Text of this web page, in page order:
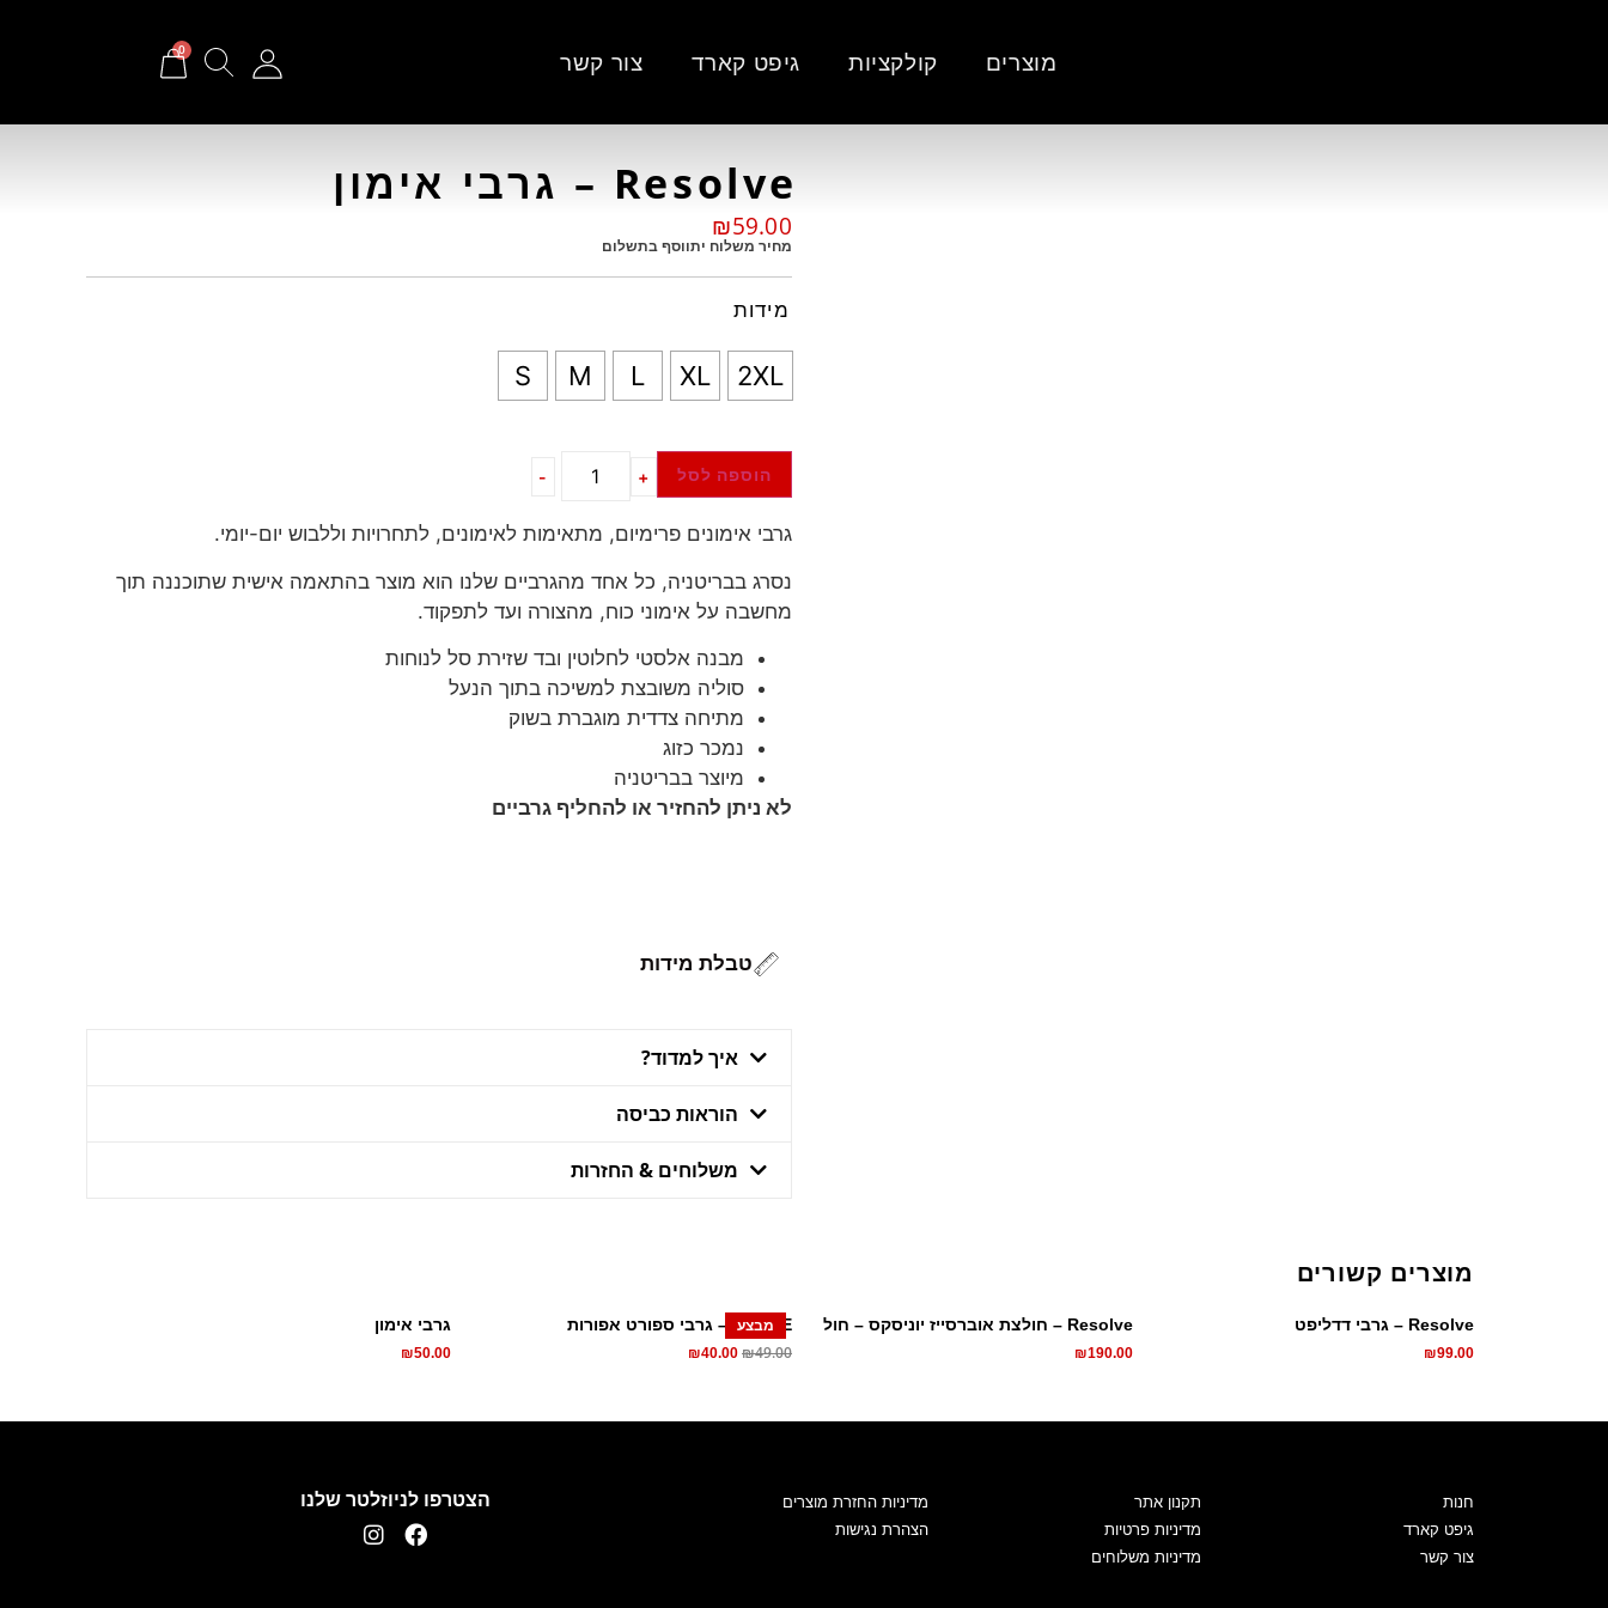
מוצרים קולקציות גיפט קארד צור קשר 0
Resolve – גרבי אימון
₪59.00
מחיר משלוח יתווסף בתשלום
מידות
2XL
XL
L
M
S
+
- הוספה לסל
גרבי אימונים פרימיום, מתאימות לאימונים, לתחרויות וללבוש יום-יומי.
נסרג בבריטניה, כל אחד מהגרביים שלנו הוא מוצר בהתאמה אישית שתוכננה תוך
מחשבה על אימוני כוח, מהצורה ועד לתפקוד.
מבנה אלסטי לחלוטין ובד שזירת סל לנוחות
סוליה משובצת למשיכה בתוך הנעל
מתיחה צדדית מוגברת בשוק
נמכר כזוג
מיוצר בבריטניה
לא ניתן להחזיר או להחליף גרביים
טבלת מידות
איך למדוד?
הוראות כביסה
משלוחים & החזרות
מוצרים קשורים
Resolve – גרבי דדליפט
₪99.00
Resolve – חולצת אוברסייז יוניסקס – חול
₪190.00
מבצע
FORGE – גרבי ספורט אפורות
₪49.00
₪40.00
גרבי אימון
₪50.00
חנות
גיפט קארד
צור קשר
תקנון אתר
מדיניות פרטיות
מדיניות משלוחים
מדיניות החזרת מוצרים
הצהרת נגישות
הצטרפו לניוזלטר שלנו